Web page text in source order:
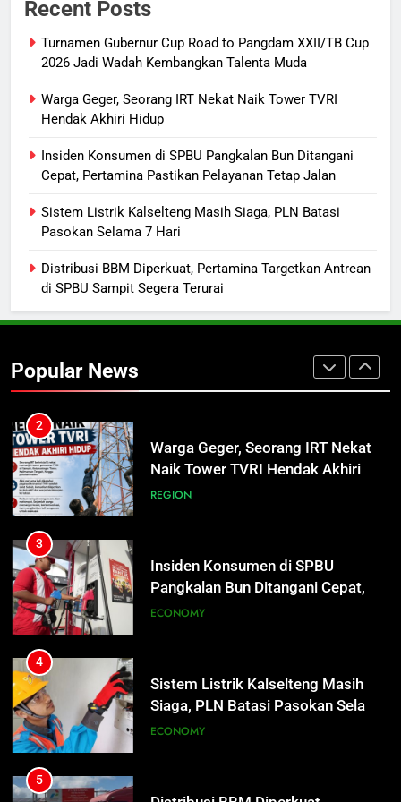
Recent Posts
Turnamen Gubernur Cup Road to Pangdam XXII/TB Cup
2026 Jadi Wadah Kembangkan Talenta Muda
Warga Geger, Seorang IRT Nekat Naik Tower TVRI
Hendak Akhiri Hidup
Insiden Konsumen di SPBU Pangkalan Bun Ditangani
Cepat, Pertamina Pastikan Pelayanan Tetap Jalan
Sistem Listrik Kalselteng Masih Siaga, PLN Batasi
Pasokan Selama 7 Hari
Distribusi BBM Diperkuat, Pertamina Targetkan Antrean
di SPBU Sampit Segera Terurai
Popular News
Listrik di Kalsel-Teng
8
Sudarsono: Keberhasilan APBD
Bukan Sekadar Hemat Anggaran
Turnamen Gubernur Cup Road to
Pangdam XXII/TB Cup 2026 Jadi
SPORTS
Warga Geger, Seorang IRT Nekat
Naik Tower TVRI Hendak Akhiri
3
Insiden Konsumen di SPBU
Pangkalan Bun Ditangani Cepat,
Pertamina Pastikan Pelayanan
ECONOMY
4
Sistem Listrik Kalselteng Masih
Siaga, PLN Batasi Pasokan Selama
7 Hari
ECONOMY
5
Distribusi BBM Diperkuat,
Pertamina Targetkan Antrean di
SPBU Sampit Segera Terurai
ECONOMY
6